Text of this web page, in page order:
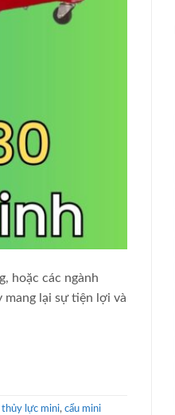
hoặc các ngành
mang lại sự tiện lợi và
thủy lực mini, cẩu mini